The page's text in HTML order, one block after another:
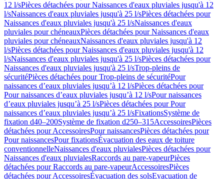
12 l/sPièces détachées pour Naissances d'eaux pluviales jusqu'à 12
l/sNaissances d'eaux pluviales jusqu'à 25 l/sPièces détachées pour
Naissances d'eaux pluviales jusqu'à 25 l/sNaissances d'eaux
pluviales pour chéneauxPièces détachées pour Naissances d'eaux
pluviales pour chéneauxNaissances d'eaux pluviales jusqu'à 12
l/sPièces détachées pour Naissances d'eaux pluviales jusqu'à 12
l/sNaissances d'eaux pluviales jusqu'à 25 l/sPièces détachées pour
Naissances d'eaux pluviales jusqu'à 25 l/sTrop-pleins de
sécuritéPièces détachées pour Trop-pleins de sécuritéPour
naissances d’eaux pluviales jusqu’à 12 l/sPièces détachées pour
Pour naissances d’eaux pluviales jusqu’à 12 l/sPour naissances
d’eaux pluviales jusqu’à 25 l/sPièces détachées pour Pour
naissances d’eaux pluviales jusqu’à 25 l/sFixationsSystème de
fixation d40–200Système de fixation d250–315AccessoiresPièces
détachées pour AccessoiresPour naissancesPièces détachées pour
Pour naissancesPour fixationsÉvacuation des eaux de toiture
conventionnelleNaissances d'eaux pluvialesPièces détachées pour
Naissances d'eaux pluvialesRaccords au pare-vapeurPièces
détachées pour Raccords au pare-vapeurAccessoiresPièces
détachées pour AccessoiresÉvacuation des solsEvacuation de